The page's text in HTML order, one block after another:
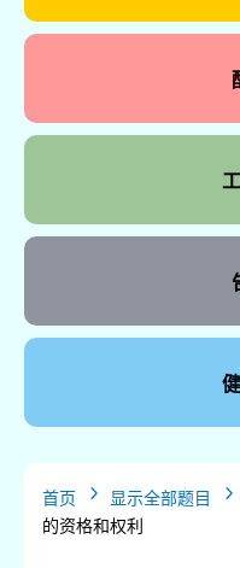
首页 5 显示全部题目 5
的资格和权利